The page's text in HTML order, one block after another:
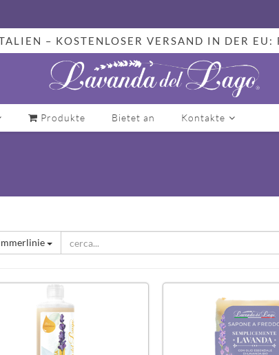
– KOSTENLOSER VERSAND IN DER
Produkte Bietet an Kontakte